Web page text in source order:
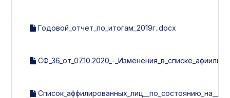
Годовой_отчет_по_итогам_2019г..docx
СФ_36_от_07.10.2020_-